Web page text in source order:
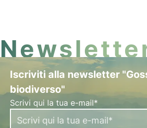
Iscriviti alla newsletter
biodiverso"
Scrivi qui la tua e-mail*